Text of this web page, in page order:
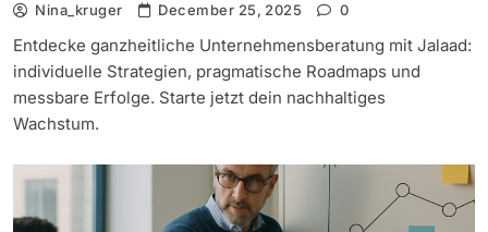
Nina_kruger December 25, 2025 0
Entdecke ganzheitliche Unternehmensberatung mit Jalaad:
individuelle Strategien, pragmatische Roadmaps und
messbare Erfolge. Starte jetzt dein nachhaltiges
Wachstum.